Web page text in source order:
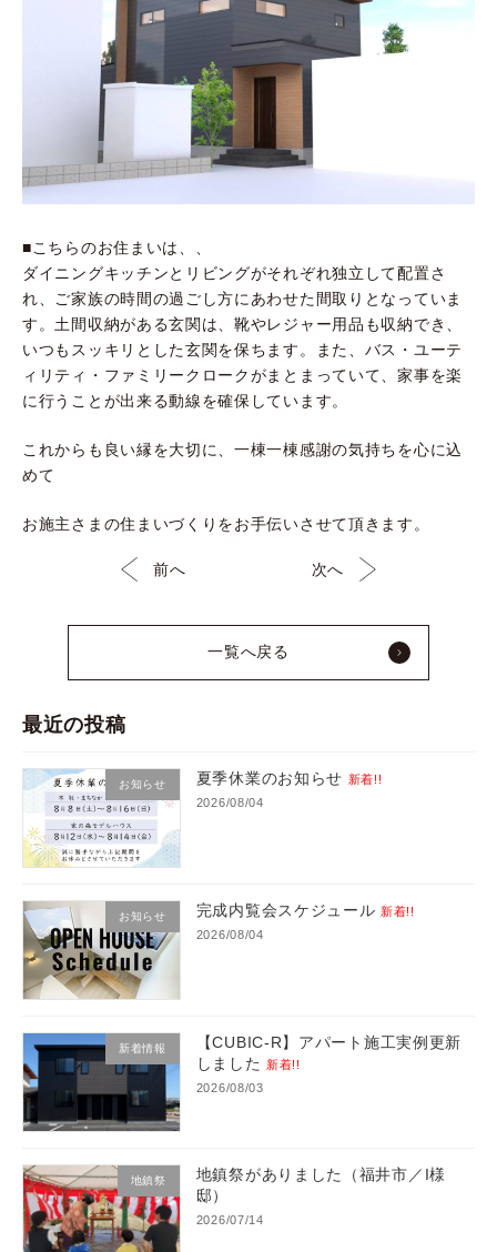
■こちらのお住まいは、、
ダイニングキッチンとリビングがそれぞれ独立して配置さ
れ、ご家族の時間の過ごし方にあわせた間取りとなっていま
す。土間収納がある玄関は、靴やレジャー用品も収納でき、
いつもスッキリとした玄関を保ちます。また、バス・ユーテ
ィリティ・ファミリークロークがまとまっていて、家事を楽
に行うことが出来る動線を確保しています。
これからも良い縁を大切に、一棟一棟感謝の気持ちを心に込
めて
お施主さまの住まいづくりをお手伝いさせて頂きます。
前へ
一覧へ戻る
次へ
最近の投稿
お知らせ 夏季休業のお知らせ 新着!!
2026/08/04
お知らせ 完成内覧会スケジュール 新着!!
2026/08/04
新着情報
【CUBIC-R】アパート施工実例更新
しました
新着!!
2026/08/03
地鎮祭
地鎮祭がありました（福井市／I様
邸）
2026/07/14